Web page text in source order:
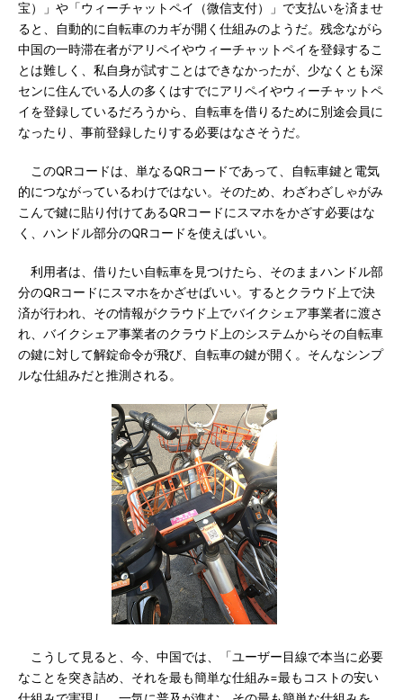
宝）」や「ウィーチャットペイ（微信支付）」で支払いを済ませ
ると、自動的に自転車のカギが開く仕組みのようだ。残念ながら
中国の一時滞在者がアリペイやウィーチャットペイを登録するこ
とは難しく、私自身が試すことはできなかったが、少なくとも深
センに住んでいる人の多くはすでにアリペイやウィーチャットペ
イを登録しているだろうから、自転車を借りるために別途会員に
なったり、事前登録したりする必要はなさそうだ。
このQRコードは、単なるQRコードであって、自転車鍵と電気
的につながっているわけではない。そのため、わざわざしゃがみ
こんで鍵に貼り付けてあるQRコードにスマホをかざす必要はな
く、ハンドル部分のQRコードを使えばいい。
利用者は、借りたい自転車を見つけたら、そのままハンドル部
分のQRコードにスマホをかざせばいい。するとクラウド上で決
済が行われ、その情報がクラウド上でバイクシェア事業者に渡さ
れ、バイクシェア事業者のクラウド上のシステムからその自転車
の鍵に対して解錠命令が飛び、自転車の鍵が開く。そんなシンプ
ルな仕組みだと推測される。
こうして見ると、今、中国では、「ユーザー目線で本当に必要
なことを突き詰め、それを最も簡単な仕組み=最もコストの安い